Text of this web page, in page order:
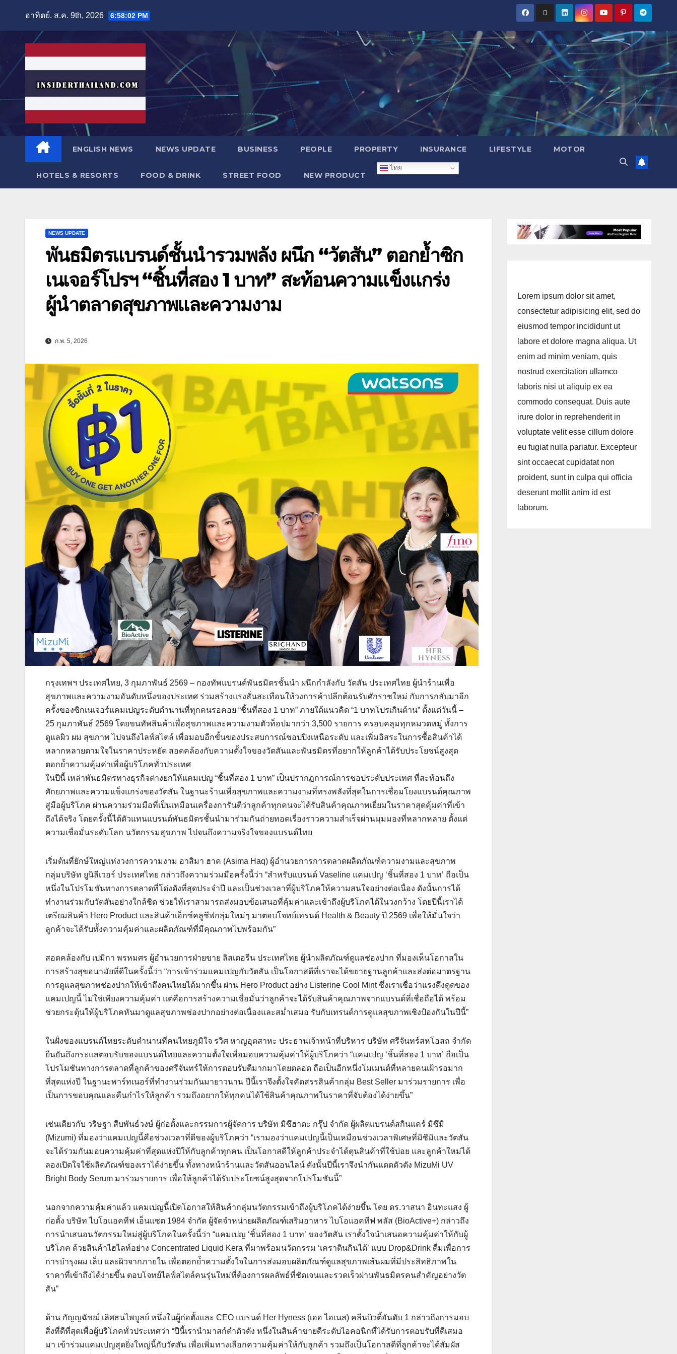
อาทิตย์. ส.ค. 9th, 2026 6:58:03 PM
ENGLISH NEWS NEWS UPDATE BUSINESS PEOPLE PROPERTY INSURANCE LIFESTYLE MOTOR
HOTELS & RESORTS FOOD & DRINK STREET FOOD NEW PRODUCT
ไทย
NEWS UPDATE
พันธมิตรแบรนด์ชั้นนำรวมพลัง ผนึก “วัตสัน” ตอกย้ำซิก
เนเจอร์โปรฯ “ชิ้นที่สอง 1 บาท” สะท้อนความแข็งแกร่ง
ผู้นำตลาดสุขภาพและความงาม
ก.พ. 5, 2026
กรุงเทพฯ ประเทศไทย, 3 กุมภาพันธ์ 2569 – กองทัพแบรนด์พันธมิตรชั้นนำ ผนึกกำลังกับ วัตสัน ประเทศไทย ผู้นำร้านเพื่อ
สุขภาพและความงามอันดับหนึ่งของประเทศ ร่วมสร้างแรงสั่นสะเทือนให้วงการค้าปลีกต้อนรับศักราชใหม่ กับการกลับมาอีก
ครั้งของซิกเนเจอร์แคมเปญระดับตำนานที่ทุกคนรอคอย “ชิ้นที่สอง 1 บาท” ภายใต้แนวคิด “1 บาทโปรเกินต้าน” ตั้งแต่วันนี้ –
25 กุมภาพันธ์ 2569 โดยขนทัพสินค้าเพื่อสุขภาพและความงามตัวท็อปมากว่า 3,500 รายการ ครอบคลุมทุกหมวดหมู่ ทั้งการ
ดูแลผิว ผม สุขภาพ ไปจนถึงไลฟ์สไตล์ เพื่อมอบอีกขั้นของประสบการณ์ชอปปิงเหนือระดับ และเพิ่มอิสระในการซื้อสินค้าได้
หลากหลายตามใจในราคาประหยัด สอดคล้องกับความตั้งใจของวัตสันและพันธมิตรที่อยากให้ลูกค้าได้รับประโยชน์สูงสุด
ตอกย้ำความคุ้มค่าเพื่อผู้บริโภคทั่วประเทศ
ในปีนี้ เหล่าพันธมิตรทางธุรกิจต่างยกให้แคมเปญ “ชิ้นที่สอง 1 บาท” เป็นปรากฏการณ์การชอประดับประเทศ ที่สะท้อนถึง
ศักยภาพและความแข็งแกร่งของวัตสัน ในฐานะร้านเพื่อสุขภาพและความงามที่ทรงพลังที่สุดในการเชื่อมโยงแบรนด์คุณภาพ
สู่มือผู้บริโภค ผ่านความร่วมมือที่เป็นเหมือนเครื่องการันตีว่าลูกค้าทุกคนจะได้รับสินค้าคุณภาพเยี่ยมในราคาสุดคุ้มค่าที่เข้า
ถึงได้จริง โดยครั้งนี้ได้ตัวแทนแบรนด์พันธมิตรชั้นนำมาร่วมกันถ่ายทอดเรื่องราวความสำเร็จผ่านมุมมองที่หลากหลาย ตั้งแต่
ความเชื่อมั่นระดับโลก นวัตกรรมสุขภาพ ไปจนถึงความจริงใจของแบรนด์ไทย
เริ่มต้นที่ยักษ์ใหญ่แห่งวงการความงาม อาสิมา ฮาค (Asima Haq) ผู้อำนวยการการตลาดผลิตภัณฑ์ความงามและสุขภาพ
กลุ่มบริษัท ยูนิลีเวอร์ ประเทศไทย กล่าวถึงความร่วมมือครั้งนี้ว่า “สำหรับแบรนด์ Vaseline แคมเปญ ‘ชิ้นที่สอง 1 บาท’ ถือเป็น
หนึ่งในโปรโมชันทางการตลาดที่โด่งดังที่สุดประจำปี และเป็นช่วงเวลาที่ผู้บริโภคให้ความสนใจอย่างต่อเนื่อง ดังนั้นการได้
ทำงานร่วมกับวัตสันอย่างใกล้ชิด ช่วยให้เราสามารถส่งมอบข้อเสนอที่คุ้มค่าและเข้าถึงผู้บริโภคได้ในวงกว้าง โดยปีนี้เราได้
เตรียมสินค้า Hero Product และสินค้าเอ็กซ์คลูซีฟกลุ่มใหม่ๆ มาตอบโจทย์เทรนด์ Health & Beauty ปี 2569 เพื่อให้มั่นใจว่า
ลูกค้าจะได้รับทั้งความคุ้มค่าและผลิตภัณฑ์ที่มีคุณภาพไปพร้อมกัน”
สอดคล้องกับ เปมิกา พรหมศร ผู้อำนวยการฝ่ายขาย ลิสเตอรีน ประเทศไทย ผู้นำผลิตภัณฑ์ดูแลช่องปาก ที่มองเห็นโอกาสใน
การสร้างสุขอนามัยที่ดีในครั้งนี้ว่า “การเข้าร่วมแคมเปญกับวัตสัน เป็นโอกาสดีที่เราจะได้ขยายฐานลูกค้าและส่งต่อมาตรฐาน
การดูแลสุขภาพช่องปากให้เข้าถึงคนไทยได้มากขึ้น ผ่าน Hero Product อย่าง Listerine Cool Mint ซึ่งเราเชื่อว่าแรงดึงดูดของ
แคมเปญนี้ ไม่ใช่เพียงความคุ้มค่า แต่คือการสร้างความเชื่อมั่นว่าลูกค้าจะได้รับสินค้าคุณภาพจากแบรนด์ที่เชื่อถือได้ พร้อม
ช่วยกระตุ้นให้ผู้บริโภคหันมาดูแลสุขภาพช่องปากอย่างต่อเนื่องและสม่ำเสมอ รับกับเทรนด์การดูแลสุขภาพเชิงป้องกันในปีนี้”
ในฝั่งของแบรนด์ไทยระดับตำนานที่คนไทยภูมิใจ รวิศ หาญอุตสาหะ ประธานเจ้าหน้าที่บริหาร บริษัท ศรีจันทร์สหโอสถ จำกัด
ยืนยันถึงกระแสตอบรับของแบรนด์ไทยและความตั้งใจเพื่อมอบความคุ้มค่าให้ผู้บริโภคว่า “แคมเปญ ‘ชิ้นที่สอง 1 บาท’ ถือเป็น
โปรโมชันทางการตลาดที่ลูกค้าของศรีจันทร์ให้การตอบรับดีมากมาโดยตลอด ถือเป็นอีกหนึ่งโมเมนต์ที่หลายคนเฝ้ารอมาก
ที่สุดแห่งปี ในฐานะพาร์ทเนอร์ที่ทำงานร่วมกันมายาวนาน ปีนี้เราจึงตั้งใจคัดสรรสินค้ากลุ่ม Best Seller มาร่วมรายการ เพื่อ
เป็นการขอบคุณและคืนกำไรให้ลูกค้า รวมถึงอยากให้ทุกคนได้ใช้สินค้าคุณภาพในราคาที่จับต้องได้ง่ายขึ้น”
เช่นเดียวกับ วริษฐา สืบพันธ์วงษ์ ผู้ก่อตั้งและกรรมการผู้จัดการ บริษัท มิซึฮาดะ กรุ๊ป จำกัด ผู้ผลิตแบรนด์สกินแคร์ มิซึมิ
(Mizumi) ที่มองว่าแคมเปญนี้คือช่วงเวลาที่ดีของผู้บริโภคว่า “เรามองว่าแคมเปญนี้เป็นเหมือนช่วงเวลาพิเศษที่มิซึมิและวัตสัน
จะได้ร่วมกันมอบความคุ้มค่าที่สุดแห่งปีให้กับลูกค้าทุกคน เป็นโอกาสดีให้ลูกค้าประจำได้ตุนสินค้าที่ใช้บ่อย และลูกค้าใหม่ได้
ลองเปิดใจใช้ผลิตภัณฑ์ของเราได้ง่ายขึ้น ทั้งทางหน้าร้านและวัตสันออนไลน์ ดังนั้นปีนี้เราจึงนำกันแดดตัวดัง MizuMi UV
Bright Body Serum มาร่วมรายการ เพื่อให้ลูกค้าได้รับประโยชน์สูงสุดจากโปรโมชันนี้”
นอกจากความคุ้มค่าแล้ว แคมเปญนี้เปิดโอกาสให้สินค้ากลุ่มนวัตกรรมเข้าถึงผู้บริโภคได้ง่ายขึ้น โดย ดร.วาสนา อินทะแสง ผู้
ก่อตั้ง บริษัท ไบโอแอคทีฟ เอ็นแซต 1984 จำกัด ผู้จัดจำหน่ายผลิตภัณฑ์เสริมอาหาร ไบโอแอคทีฟ พลัส (BioActive+) กล่าวถึง
การนำเสนอนวัตกรรมใหม่สู่ผู้บริโภคในครั้งนี้ว่า “แคมเปญ ‘ชิ้นที่สอง 1 บาท’ ของวัตสัน เราตั้งใจนำเสนอความคุ้มค่าให้กับผู้
บริโภค ด้วยสินค้าไฮไลท์อย่าง Concentrated Liquid Kera ที่มาพร้อมนวัตกรรม ‘เคราตินกินได้’ แบบ Drop&Drink ดื่มเพื่อการ
การบำรุงผม เล็บ และผิวจากภายใน เพื่อตอกย้ำความตั้งใจในการส่งมอบผลิตภัณฑ์ดูแลสุขภาพเส้นผมที่มีประสิทธิภาพใน
ราคาที่เข้าถึงได้ง่ายขึ้น ตอบโจทย์ไลฟ์สไตล์คนรุ่นใหม่ที่ต้องการผลลัพธ์ที่ชัดเจนและรวดเร็วผ่านพันธมิตรคนสำคัญอย่างวัต
สัน”
ด้าน กัญญฉัชฌ์ เลิศธนไพบูลย์ หนึ่งในผู้ก่อตั้งและ CEO แบรนด์ Her Hyness (เฮอ ไฮเนส) คลีนบิวตี้อันดับ 1 กล่าวถึงการมอบ
สิ่งที่ดีที่สุดเพื่อผู้บริโภคทั่วประเทศว่า “ปีนี้เรานำมาสก์ดำตัวดัง หนึ่งในสินค้าขายดีระดับไอคอนิกที่ได้รับการตอบรับที่ดีเสมอ
มา เข้าร่วมแคมเปญสุดยิ่งใหญ่นี้กับวัตสัน เพื่อเพิ่มทางเลือกความคุ้มค่าให้กับลูกค้า รวมถึงเป็นโอกาสดีที่ลูกค้าจะได้สัมผัส
Lorem ipsum dolor sit amet,
consectetur adipisicing elit, sed do
eiusmod tempor incididunt ut
labore et dolore magna aliqua. Ut
enim ad minim veniam, quis
nostrud exercitation ullamco
laboris nisi ut aliquip ex ea
commodo consequat. Duis aute
irure dolor in reprehenderit in
voluptate velit esse cillum dolore
eu fugiat nulla pariatur. Excepteur
sint occaecat cupidatat non
proident, sunt in culpa qui officia
deserunt mollit anim id est
laborum.